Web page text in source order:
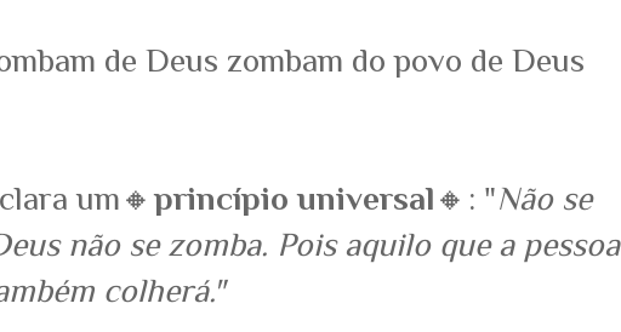
de Deus zombam do povo de Deus
um🔸️princípio universal🔸️: "Não se
não se zomba. Pois aquilo que a pessoa
colherá."